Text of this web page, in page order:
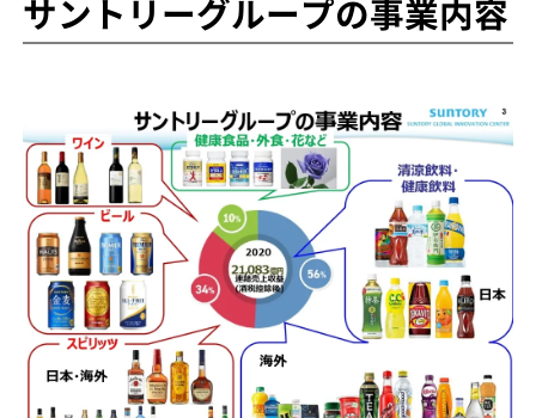
サントリーグループの事業内容